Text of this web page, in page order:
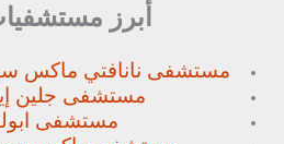
أبرز
مستشفى نانافتي ماكس
مستشفى جلين
مستشفى